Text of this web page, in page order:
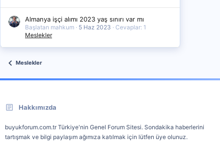
Almanya işçi alımı 2023 yaş sınırı var mı
Başlatan mahkum 5 Haz 2023
Cevaplar: 1
Meslekler
Meslekler
Hakkımızda
buyukforum.com.tr Türkiye'nin Genel Forum Sitesi. Sondakika haberlerini
tartışmak ve bilgi paylaşım ağımıza katılmak için lütfen üye olunuz.